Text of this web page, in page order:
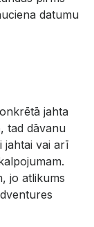
datumu
jahta
tad dāvanu
jahtai vai arī
jo atlikums